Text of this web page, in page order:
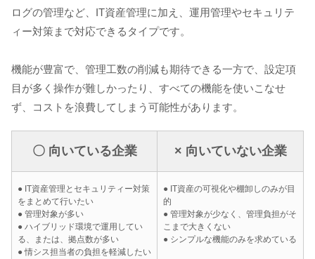
ログの管理など、IT資産管理に加え、運用管理やセキュリテ
ィー対策まで対応できるタイプです。
機能が豊富で、管理工数の削減も期待できる一方で、設定項
目が多く操作が難しかったり、すべての機能を使いこなせ
ず、コストを浪費してしまう可能性があります。
〇 向いている企業 × 向いていない企業
● IT資産管理とセキュリティー対策
をまとめて行いたい
● 管理対象が多い
● ハイブリッド環境で運用してい
る、または、拠点数が多い
● 情シス担当者の負担を軽減したい
● IT資産の可視化や棚卸しのみが目
的
● 管理対象が少なく、管理負担がそ
こまで大きくない
● シンプルな機能のみを求めている